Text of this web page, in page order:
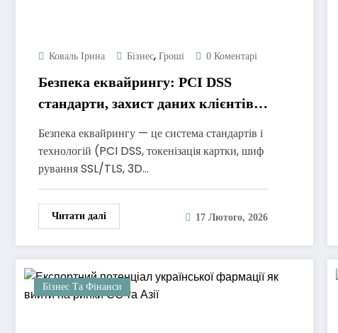
Коваль Ірина Бізнес, Гроші 0 Коментарі
Безпека еквайрингу: PCI DSS
стандарти, захист даних клієнтів
Безпека еквайрингу — це система стандартів і
технологій (PCI DSS, токенізація картки, шиф
рування SSL/TLS, 3D…
Читати далі 17 Лютого, 2026
Бізнес Та Фінанси